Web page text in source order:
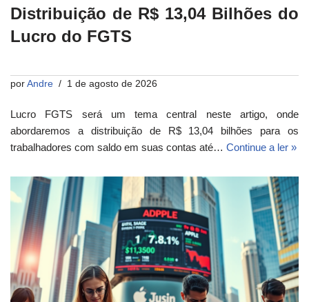
Distribuição de R$ 13,04 Bilhões do
Lucro do FGTS
por Andre 1 de agosto de 2026
Lucro FGTS será um tema central neste artigo, onde
abordaremos a distribuição de R$ 13,04 bilhões para os
trabalhadores com saldo em suas contas até… Continue a ler »